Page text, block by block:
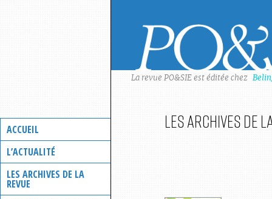
ACCUEIL
L’ACTUALITÉ
LES ARCHIVES DE LA
REVUE
La revue PO&SIE est éditée chez
Les archives de